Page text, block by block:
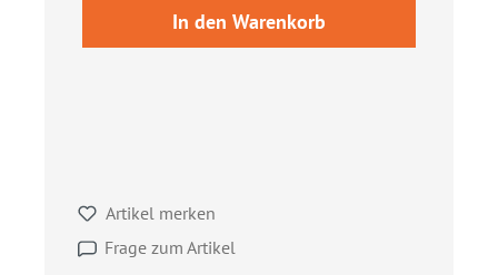
In den Warenkorb
Artikel merken
Frage zum Artikel